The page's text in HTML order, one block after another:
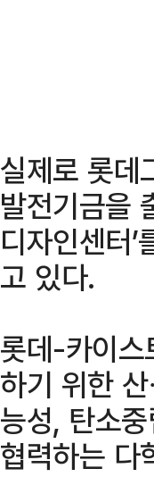
실제로 롯
발전기금을
디자인센터
고 있다.
롯데-카이
하기 위한
능성, 탄소
협력하는 다